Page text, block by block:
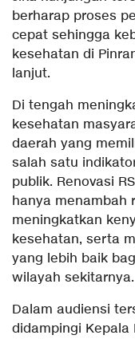
berharap proses
cepat sehingga
kesehatan di
lanjut.
Di tengah
kesehatan
daerah yang
salah satu
publik. Renovasi
hanya menambah
meningkatkan
kesehatan, serta
yang lebih baik
wilayah sekitarnya.
Dalam audiensi
didampingi Kepala